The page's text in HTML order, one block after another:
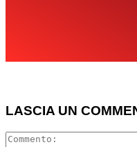
LASCIA UN